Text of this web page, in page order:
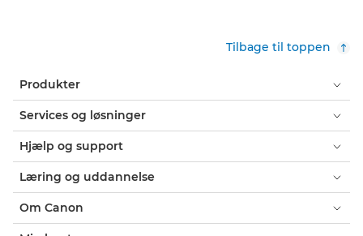
Tilbage til toppen
Produkter
Services og løsninger
Hjælp og support
Læring og uddannelse
Om Canon